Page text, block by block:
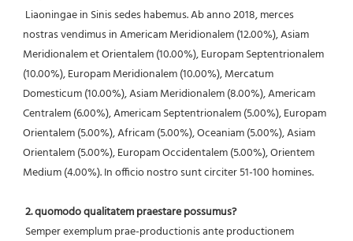
nostras vendimus in Americam Meridionalem (12.00%), Asiam
Meridionalem et Orientalem (10.00%), Europam Septentrionalem
(10.00%), Europam Meridionalem (10.00%), Mercatum
Domesticum (10.00%), Asiam Meridionalem (8.00%), Americam
Centralem (6.00%), Americam Septentrionalem (5.00%), Europam
Orientalem (5.00%), Africam (5.00%), Oceaniam (5.00%), Asiam
Orientalem (5.00%), Europam Occidentalem (5.00%), Orientem
Medium (4.00%). In officio nostro sunt circiter 51-100 homines.
2. quomodo qualitatem praestare possumus?